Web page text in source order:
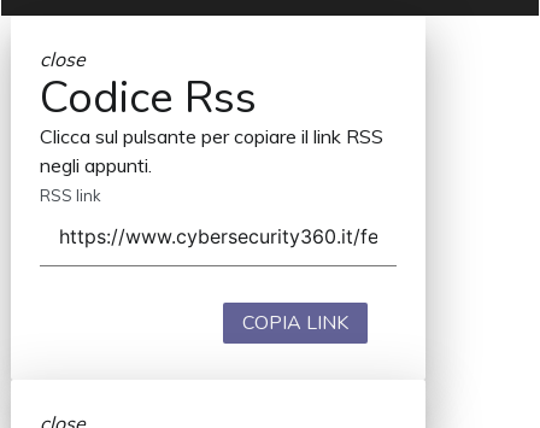
close
Codice Rss
Clicca sul pulsante per copiare il link RSS
negli appunti.
RSS link
COPIA LINK
close